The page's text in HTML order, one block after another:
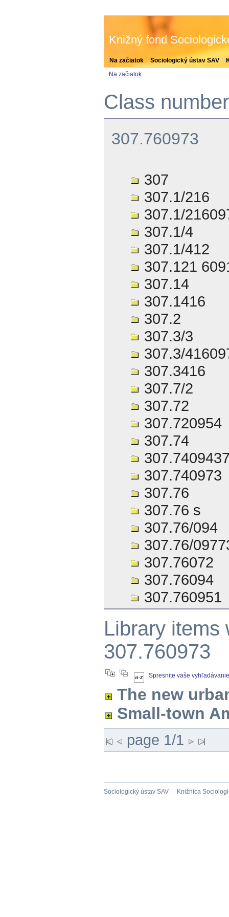
Na začiatok Sociologický ústav SAV
Knižný fond
Na začiatok
Class
307.760973
307
307.1/216
307.1/
307.1/4
307.1/412
307.121
307.14
307.1416
307.2
307.3/3
307.3/
307.3416
307.7/2
307.72
307.720954
307.74
307.740973
307.76
307.76 s
307.76/094
307.76/
307.76072
307.76094
307.760951
Library items
307.760973
Spresnite vaše vyhľadávanie
The new
Small-town
page 1/1
Sociologický ústav SAV Knižnica